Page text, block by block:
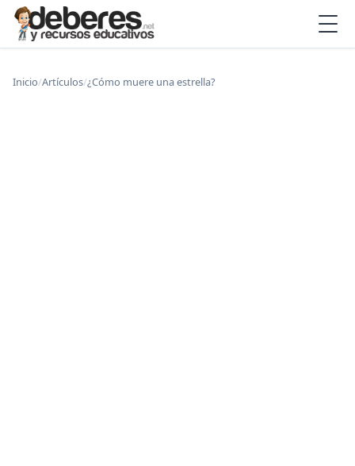
Inicio/Artículos/¿Cómo muere una estrella?